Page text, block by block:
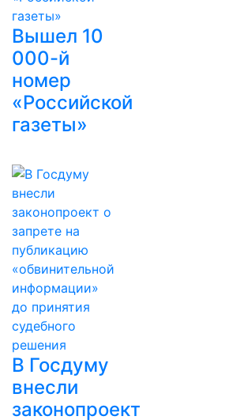
Вышел 10
000-й
номер
«Российской
газеты»
В Госдуму
внесли
законопроект